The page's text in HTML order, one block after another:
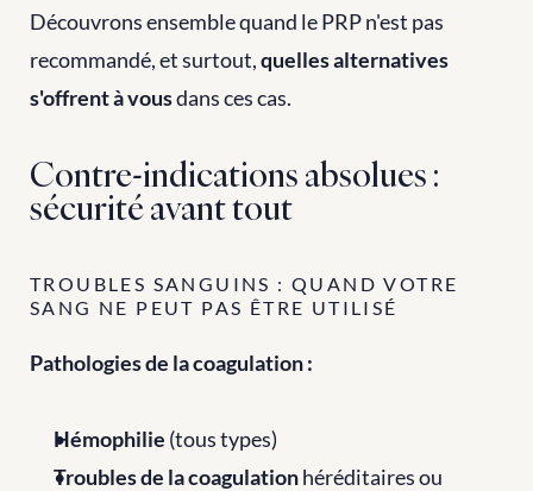
Découvrons ensemble quand le PRP n'est pas
recommandé, et surtout, quelles alternatives
s'offrent à vous dans ces cas.
Contre-indications absolues :
sécurité avant tout
TROUBLES SANGUINS : QUAND VOTRE
SANG NE PEUT PAS ÊTRE UTILISÉ
Pathologies de la coagulation :
Hémophilie (tous types)
Troubles de la coagulation héréditaires ou